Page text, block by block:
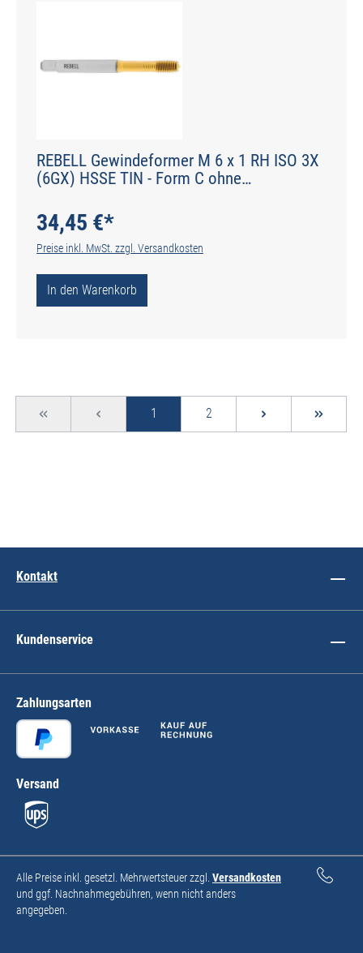
REBELL Gewindeformer M 6 x 1 RH ISO 3X
(6GX) HSSE TIN - Form C ohne
34,45 €*
Preise inkl. MwSt. zzgl. Versandkosten
In den Warenkorb
Seite
1 Seite
2
Kontakt
Kundenservice
Zahlungsarten
Versand
Alle Preise inkl. gesetzl. Mehrwertsteuer zzgl. Versandkosten
und ggf. Nachnahmegebühren, wenn nicht anders
angegeben.